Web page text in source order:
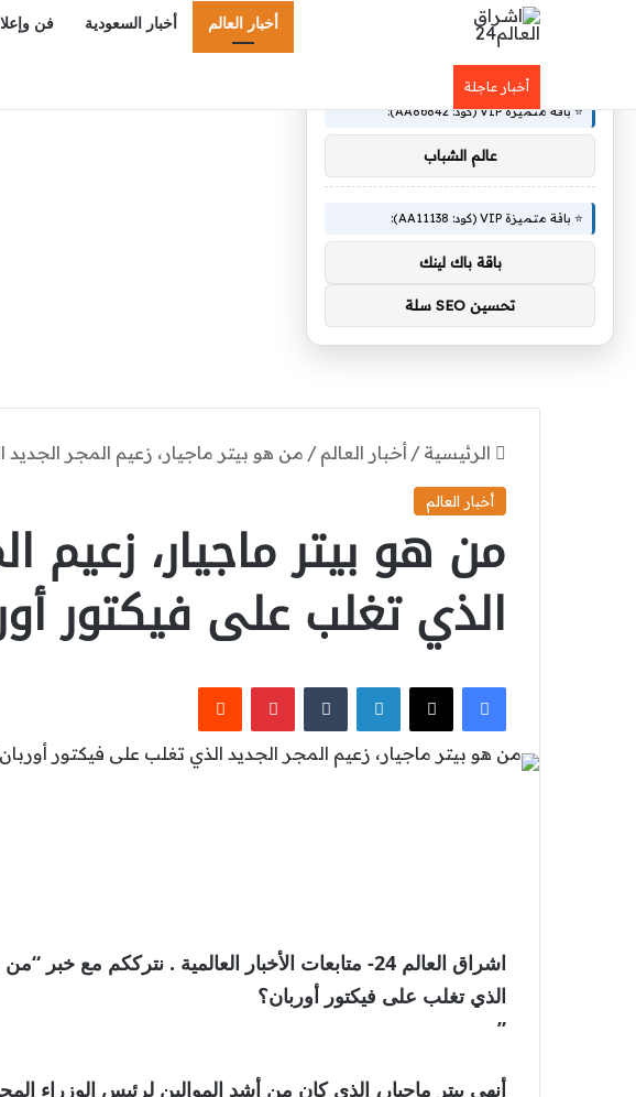
أخبار العالم أخبار السعودية فن
أخبار عاجلة
الرئيسية / أخبار العالم / من هو بيتر ماجيار، زعيم المجر
أخبار العالم
من هو بيتر ماجيار، زعيم
الذي تغلب على فيكتور
فيسبوك
‫X لينكدإن بينتيريست
اشراق العالم 24- متابعات الأخبار العالمية . نترككم مع
الذي تغلب على فيكتور أوربان؟
”
أنهى بيتر ماجيار، الذي كان من أشد الموالين لرئيس الوزراء
⭐ باقة متميزة VIP (كود: AA86842):
عالم الشباب
⭐ باقة متميزة VIP (كود: AA11138):
باقة باك لينك
تحسين SEO سلة